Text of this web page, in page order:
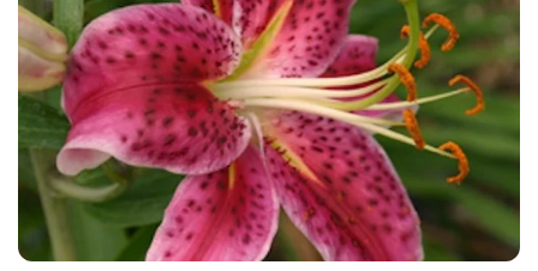
は述べています。「オオカバマダラのための対策
は、他のポリネーターにも良い影響をもたらしま
す。」
News release
BIOMARKET JP